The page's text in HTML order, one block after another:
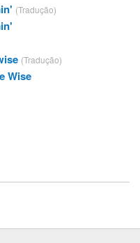
(Tradução)
(Tradução)
Wise